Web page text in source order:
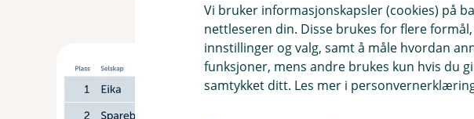
Vi bruker informasjonskapsler (cookies) på
nettleseren din. Disse brukes for flere
innstillinger og valg, samt å måle hvordan
funksjoner, mens andre brukes kun hvis du
samtykket ditt. Les mer i